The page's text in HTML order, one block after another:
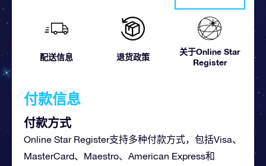
配送信息 退货政策
关于Online Star
Register
付款信息
付款方式
Online Star Register支持多种付款方式，包括Visa、
MasterCard、Maestro、American Express和